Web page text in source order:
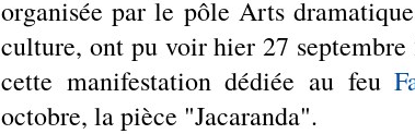
organisée par le pôle Arts
culture, ont pu voir hier 27
cette manifestation dédiée au feu
octobre, la pièce "Jacaranda".